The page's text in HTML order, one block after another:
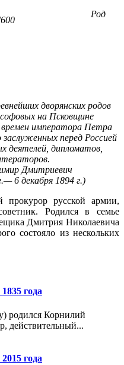
Род
дворянских родов
на Псковщине
времен императора Петра
перед Россией
деятелей, дипломатов,
Дмитриевич
6 декабря 1894 г.)
русской армии,
Родился в семье
Дмитрия Николаевича
состояло из нескольких
года
родился Корнилий
действительный...
года